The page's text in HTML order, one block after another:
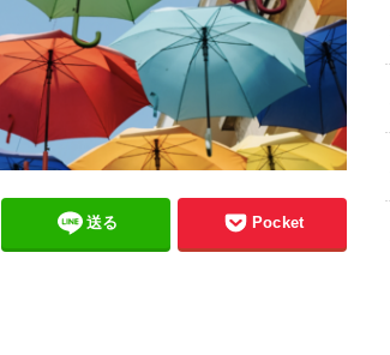
送る Pocket